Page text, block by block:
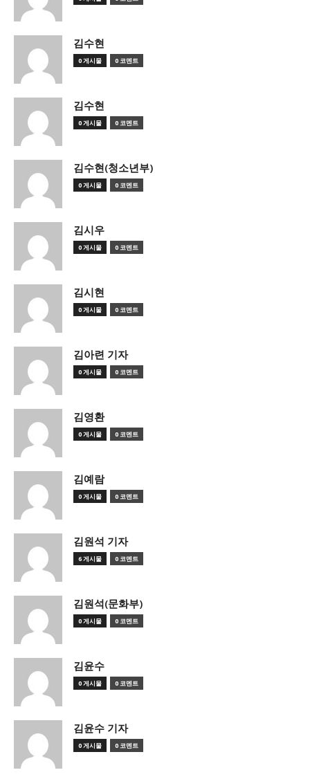
김수현
0 게시물 0 코멘트
김수현
0 게시물 0 코멘트
김수현(청소년부)
0 게시물 0 코멘트
김시우
0 게시물 0 코멘트
김시현
0 게시물 0 코멘트
김아련 기자
0 게시물 0 코멘트
김영환
0 게시물 0 코멘트
김예람
0 게시물 0 코멘트
김원석 기자
6 게시물 0 코멘트
김원석(문화부)
0 게시물 0 코멘트
김윤수
0 게시물 0 코멘트
김윤수 기자
0 게시물 0 코멘트